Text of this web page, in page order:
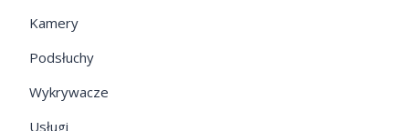
Kamery
Podsłuchy
Wykrywacze
Usługi